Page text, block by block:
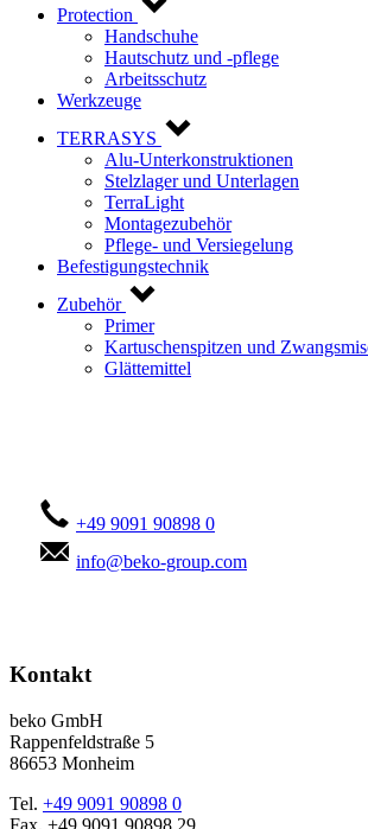
Protection
Handschuhe
Hautschutz und -pflege
Arbeitsschutz
Werkzeuge
TERRASYS
Alu-Unterkonstruktionen
Stelzlager und Unterlagen
TerraLight
Montagezubehör
Pflege- und Versiegelung
Befestigungstechnik
Zubehör
Primer
Kartuschenspitzen und
Glättemittel
+49 9091 90898 0
info@beko-group.com
Kontakt
beko GmbH
Rappenfeldstraße 5
86653 Monheim
Tel. +49 9091 90898 0
Fax. +49 9091 90898 29